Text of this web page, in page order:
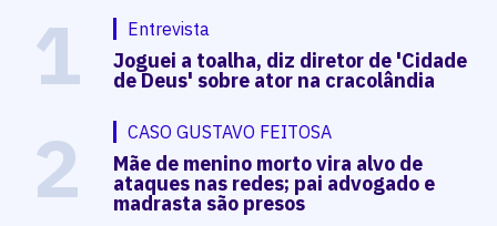
1 Entrevista
Joguei a toalha, diz diretor de 'Cidade
de Deus' sobre ator na cracolândia
2 CASO GUSTAVO FEITOSA
Mãe de menino morto vira alvo de
ataques nas redes; pai advogado e
madrasta são presos